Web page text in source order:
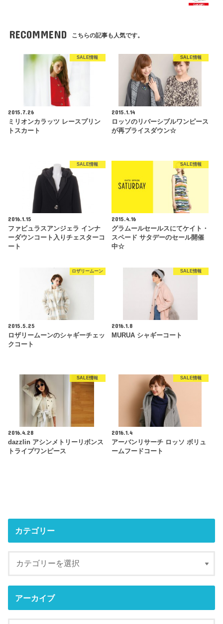
RECOMMEND こちらの記事も人気です。
SALE情報
2015.7.26
ミリオンカラッツ レースプリン
トスカート
SALE情報
2015.1.14
ロッソのリバーシブルワンピース
が再プライスダウン☆
SALE情報
2016.1.15
ファビュラスアンジェラ インナ
ーダウンコート入りチェスターコ
ート
SALE情報
2015.4.16
グラムールセールスにてケイト・
スペード サタデーのセール開催
中☆
ロザリームーン
2015.5.25
ロザリームーンのシャギーチェッ
クコート
SALE情報
2016.1.8
MURUA シャギーコート
SALE情報
2016.4.28
dazzlin アシンメトリーリボンス
トライプワンピース
SALE情報
2016.1.4
アーバンリサーチ ロッソ ボリュ
ームフードコート
カテゴリー
アーカイブ